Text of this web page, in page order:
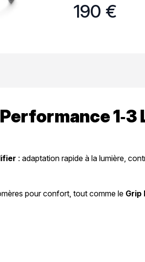
190 €
: adaptation rapide à la lumière,
pour confort, tout comme le Grip